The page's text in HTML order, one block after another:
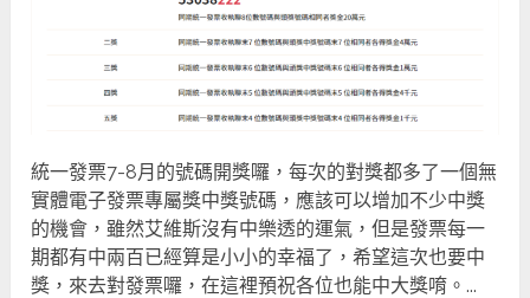
統一發票7-8月的號碼開獎囉，每次的對獎都多了一個無
實體電子發票專屬獎中獎號碼，應該可以增加不少中獎
的機會，雖然艾維斯沒有中樂透的運氣，但是發票每一
期都有中兩百已經算是小小的幸福了，希望這次也要中
獎，來去對發票囉，在這裡預祝各位也能中大獎唷。...